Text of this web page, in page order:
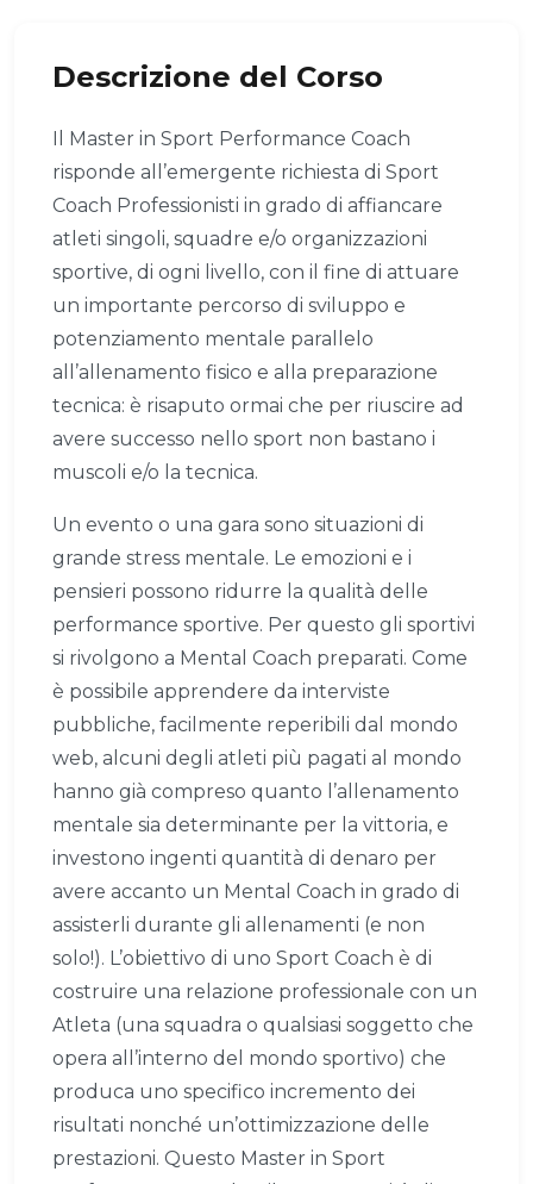
Descrizione del Corso
Il Master in Sport Performance Coach
risponde all’emergente richiesta di Sport
Coach Professionisti in grado di affiancare
atleti singoli, squadre e/o organizzazioni
sportive, di ogni livello, con il fine di attuare
un importante percorso di sviluppo e
potenziamento mentale parallelo
all’allenamento fisico e alla preparazione
tecnica: è risaputo ormai che per riuscire ad
avere successo nello sport non bastano i
muscoli e/o la tecnica.
Un evento o una gara sono situazioni di
grande stress mentale. Le emozioni e i
pensieri possono ridurre la qualità delle
performance sportive. Per questo gli sportivi
si rivolgono a Mental Coach preparati. Come
è possibile apprendere da interviste
pubbliche, facilmente reperibili dal mondo
web, alcuni degli atleti più pagati al mondo
hanno già compreso quanto l’allenamento
mentale sia determinante per la vittoria, e
investono ingenti quantità di denaro per
avere accanto un Mental Coach in grado di
assisterli durante gli allenamenti (e non
solo!). L’obiettivo di uno Sport Coach è di
costruire una relazione professionale con un
Atleta (una squadra o qualsiasi soggetto che
opera all’interno del mondo sportivo) che
produca uno specifico incremento dei
risultati nonché un’ottimizzazione delle
prestazioni. Questo Master in Sport